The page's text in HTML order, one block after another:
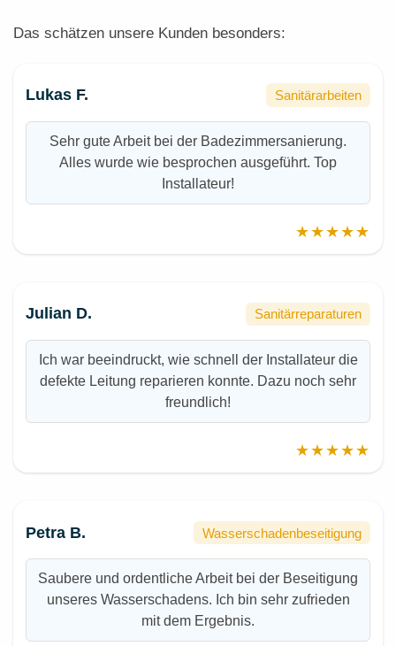
Das schätzen unsere Kunden besonders:
Lukas F. Sanitärarbeiten
Sehr gute Arbeit bei der Badezimmersanierung.
Alles wurde wie besprochen ausgeführt. Top
Installateur!
★★★★★
Julian D. Sanitärreparaturen
Ich war beeindruckt, wie schnell der Installateur die
defekte Leitung reparieren konnte. Dazu noch sehr
freundlich!
★★★★★
Petra B. Wasserschadenbeseitigung
Saubere und ordentliche Arbeit bei der Beseitigung
unseres Wasserschadens. Ich bin sehr zufrieden
mit dem Ergebnis.